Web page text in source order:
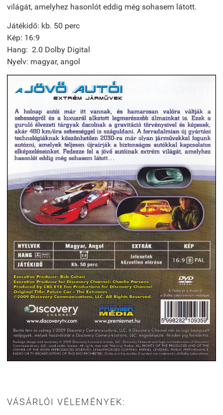
világát, amelyhez hasonlót eddig még sohasem látott.
Játékidő: kb. 50 perc
Kép: 16:9
Hang: 2.0 Dolby Digital
Nyelv: magyar, angol
VÁSÁRLÓI VÉLEMÉNYEK: